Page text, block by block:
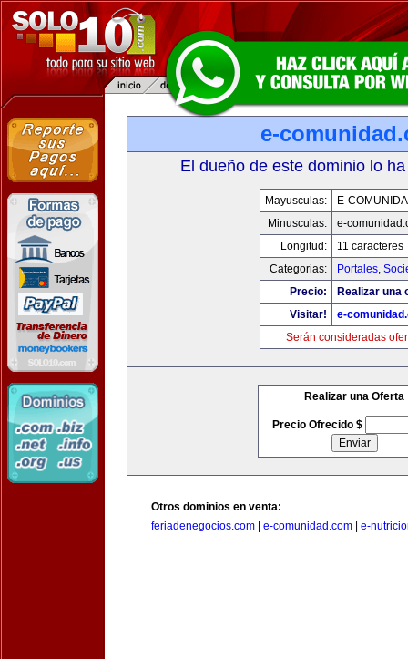
e-
El dueño de este dominio lo
Mayusculas:
E-
Minusculas:
e-
Longitud:
11 caracteres
Categorias:
Portales,
Precio:
Realizar una
Visitar!
e-
Serán consideradas
Realizar una Oferta
Precio Ofrecido $
Otros dominios en venta:
feriadenegocios.com
e-comunidad.com e-